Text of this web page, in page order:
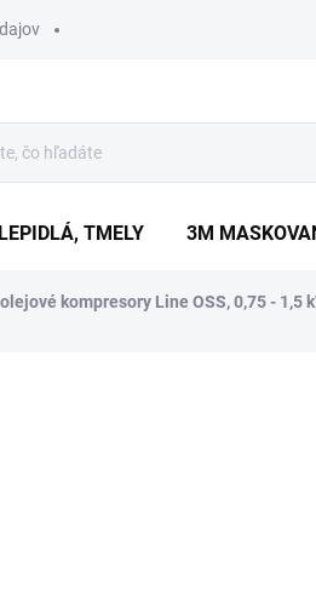
TMELY 3M
kompresory Line OSS, 0,75 - 1,5